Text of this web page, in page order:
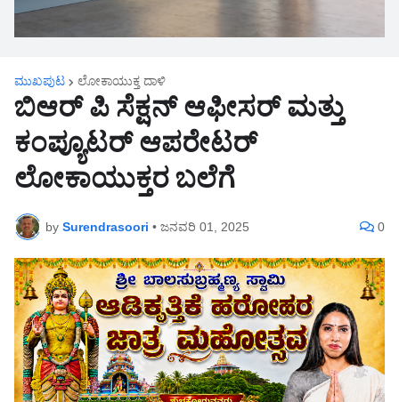
ಮುಖಪುಟ ಲೋಕಾಯುಕ್ತ ದಾಳಿ
ಬಿಆರ್ ಪಿ ಸೆಕ್ಷನ್ ಆಫೀಸರ್ ಮತ್ತು
ಕಂಪ್ಯೂಟರ್ ಆಪರೇಟರ್
ಲೋಕಾಯುಕ್ತರ ಬಲೆಗೆ
by Surendrasoori • ಜನವರಿ 01, 2025 0